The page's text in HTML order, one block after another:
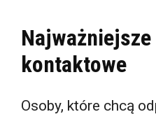
kontaktowe
Osoby, które chcą